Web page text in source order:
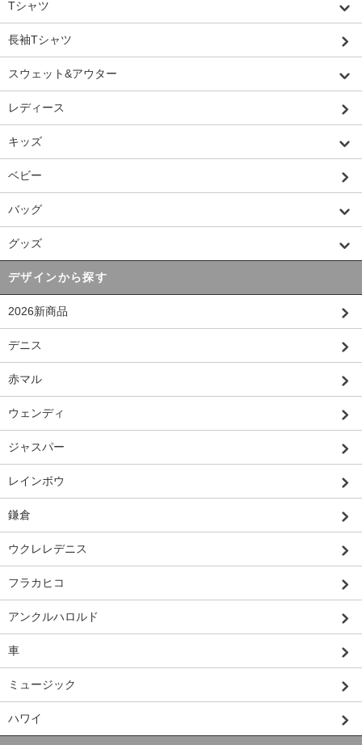
Tシャツ
長袖Tシャツ
スウェット&アウター
レディース
キッズ
ベビー
バッグ
グッズ
デザインから探す
2026新商品
デニス
赤マル
ウェンディ
ジャスパー
レインボウ
鎌倉
ウクレレデニス
フラカヒコ
アンクルハロルド
車
ミュージック
ハワイ